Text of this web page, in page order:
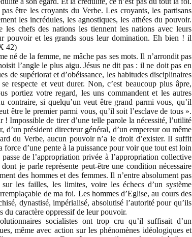
être les croyants du Verbe. Les croyants, les partisans
les incrédules, les agnostiques, les athées du pouvoir.
les chefs des nations les tiennent les nations avec leurs
pouvoir et les grands sous leur domination. Eh bien ! il
42)
né de la femme, ne mâche pas ses mots. Il n’arrondit pas
l’angle le plus aigu. Jésus ne dit pas : il ne doit pas en
de supériorat et d’obéissance, les habitudes disciplinaires
respecte et veut durer. Non, c’est beaucoup plus âpre,
portiez votre regard, les uns commandent et les autres
contraire, si quelqu’un veut être grand parmi vous, qu’il
être le premier parmi vous, qu’il soit l’esclave de tous ».
Impossible de tirer d’une telle parole la nécessité, l’utilité
d’un président directeur général, d’un empereur ou même
du Verbe, aucun pouvoir n’a le droit d’exister. Il suffit
force d’une pente à la puissance pour voir que tout est loin
de l’appropriation privée à l’appropriation collective
je parle représente peut-être une condition nécessaire
des hommes et des femmes. Il n’entre absolument pas
les failles, les limites, voire les échecs d’un système
de ma foi. Les hommes d’Eglise, au cours des
dynastisé, impérialisé, absolutisé l’autorité pour qu’ils
du caractère oppressif de leur pouvoir.
socialistes ont trop cru qu’il suffisait d’un
même avec action sur les phénomènes idéologiques et